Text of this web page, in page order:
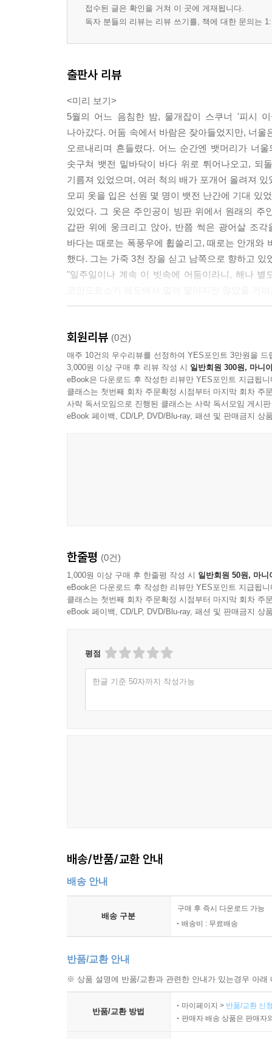
접수된 글은 확인을 거쳐 이 곳에 게재됩니다.
독자 분들의 리뷰는 리뷰 쓰기를, 책에 대한 문의는
출판사 리뷰
<미리 보기>
5월의 어느 음침한 밤, 물개잡이 스쿠너 '피시
나아갔다. 어둠 속에서 바람은 잦아들었지만, 너
오르내리며 흔들렸다. 어느 순간엔 뱃머리가 너
솟구쳐 뱃전 밑바닥이 바다 위로 튀어나오고, 되
기름져 있었으며, 여러 척의 배가 포개어 올려져
모피 옷을 입은 선원 몇 명이 뱃전 난간에 기대 있
있었다. 그 옷은 주인공이 빙판 위에서 원래의 주
갑판 위에 웅크리고 앉아, 반쯤 썩은 광어살 조
바다는 때로는 폭풍우에 휩쓸리고, 때로는 안개와
했다. 그는 가죽 3천 장을 싣고 남쪽으로 향하고 있
"일주일이나 계속 이 빗속에 어둠이라니, 해나
"19세기 소년 모험소설 특유의 박진감과 낭만
어드벤처."
- 위즈덤커넥트 편집부
회원리뷰 (0건)
매주 10건의 우수리뷰를 선정하여 YES포인트 3만원을 드
3,000원 이상 구매 후 리뷰 작성 시 일반회원 300원, 마니
eBook은 다운로드 후 작성한 리뷰만 YES포인트 지급됩니
클래스는 첫번째 회차 주문확정 시점부터 마지막 회차 주
사락 독서모임으로 진행된 클래스는 사락 독서모임 게시
eBook 페이백, CD/LP, DVD/Blu-ray, 패션 및 판매금지 상
한줄평 (0건)
1,000원 이상 구매 후 한줄평 작성 시 일반회원 50원, 마니
eBook은 다운로드 후 작성한 리뷰만 YES포인트 지급됩니
클래스는 첫번째 회차 주문확정 시점부터 마지막 회차 주
eBook 페이백, CD/LP, DVD/Blu-ray, 패션 및 판매금지 상
평점
한글 기준 50자까지 작성가능
배송/반품/교환 안내
배송 안내
배송 구분
구매 후 즉시 다운로드 가능
배송비 : 무료배송
반품/교환 안내
※ 상품 설명에 반품/교환과 관련한 안내가 있는경우 아
반품/교환 방법
마이페이지 > 반품/교환 신
판매자 배송 상품은 판매자